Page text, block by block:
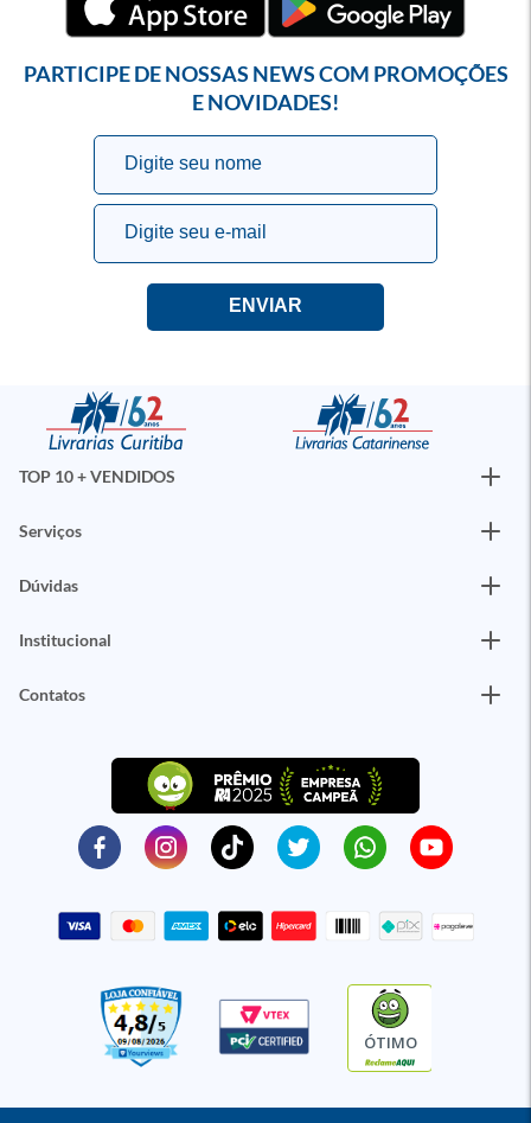
PARTICIPE DE NOSSAS NEWS COM PROMOÇÕES
E NOVIDADES!
TOP 10 + VENDIDOS
Serviços
Dúvidas
Institucional
Contatos
ÓTIMO